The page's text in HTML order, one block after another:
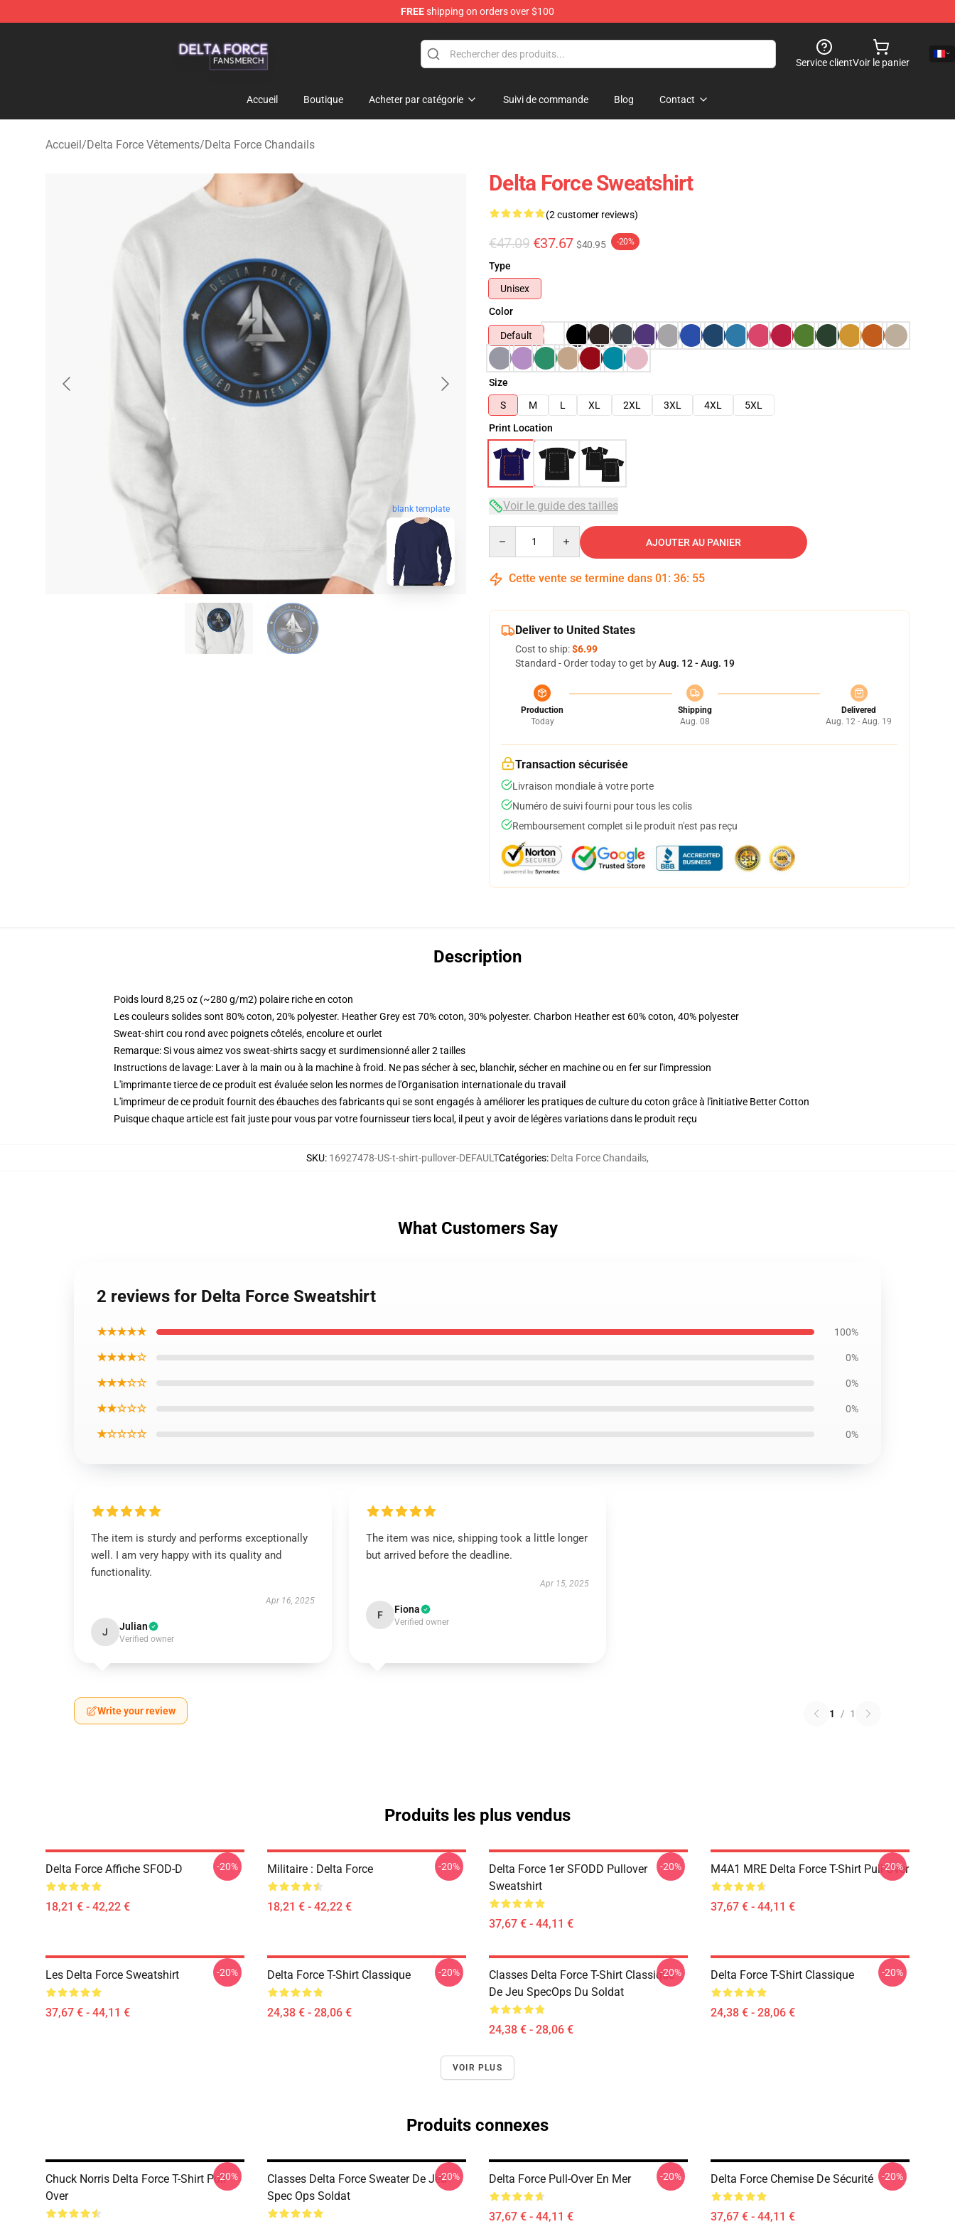
FREEshipping on orders over $100
Service clientVoir le panier
Accueil Boutique Acheter par catégorie Suivi de commande Blog Contact
Accueil/Delta Force Vêtements/Delta Force Chandails
blank template
Delta Force Sweatshirt
(2 customer reviews)
€47.09 €37.67 $40.95 -20%
Type
Unisex
Color
Default
Size
S
M L XL 2XL 3XL 4XL
5XL
Print Location
Voir le guide des tailles
AJOUTER AU PANIER
Cette vente se termine dans 01 : 36: 54
Deliver to United States
Cost to ship:$6.99
Standard - Order today to get byAug. 12 - Aug. 19
Production
Today
Shipping
Aug. 08
Delivered
Aug. 12 - Aug. 19
Transaction sécurisée
Livraison mondiale à votre porte
Numéro de suivi fourni pour tous les colis
Remboursement complet si le produit n'est pas reçu
Description
Poids lourd 8,25 oz (~280 g/m2) polaire riche en coton
Les couleurs solides sont 80% coton, 20% polyester. Heather Grey est 70% coton, 30% polyester. Charbon Heather est 60% coton, 40% polyester
Sweat-shirt cou rond avec poignets côtelés, encolure et ourlet
Remarque: Si vous aimez vos sweat-shirts sacgy et surdimensionné aller 2 tailles
Instructions de lavage: Laver à la main ou à la machine à froid. Ne pas sécher à sec, blanchir, sécher en machine ou en fer sur l'impression
L'imprimante tierce de ce produit est évaluée selon les normes de l'Organisation internationale du travail
L'imprimeur de ce produit fournit des ébauches des fabricants qui se sont engagés à améliorer les pratiques de culture du coton grâce à l'initiative Better Cotton
Puisque chaque article est fait juste pour vous par votre fournisseur tiers local, il peut y avoir de légères variations dans le produit reçu
SKU: 16927478-US-t-shirt-pullover-DEFAULTCatégories: Delta Force Chandails,
What Customers Say
2 reviews for Delta Force Sweatshirt
★★★★★ 100%
★★★★☆ 0%
★★★☆☆ 0%
★★☆☆☆ 0%
★☆☆☆☆ 0%
The item is sturdy and performs exceptionally
well. I am very happy with its quality and
functionality.
Apr 16, 2025
J Julian
Verified owner
The item was nice, shipping took a little longer
but arrived before the deadline.
Apr 15, 2025
F Fiona
Verified owner
Write your review 1 / 1
Produits les plus vendus
Delta Force Affiche SFOD-D
18,21 € - 42,22 €
-20% Militaire : Delta Force
18,21 € - 42,22 €
-20%
Delta Force 1er SFODD Pullover
Sweatshirt
37,67 € - 44,11 €
-20% M4A1 MRE Delta Force T-Shirt Pull-Over
37,67 € - 44,11 €
-20%
Les Delta Force Sweatshirt
37,67 € - 44,11 €
-20% Delta Force T-Shirt Classique
24,38 € - 28,06 €
-20%
Classes Delta Force T-Shirt Classique
De Jeu SpecOps Du Soldat
24,38 € - 28,06 €
-20% Delta Force T-Shirt Classique
24,38 € - 28,06 €
-20%
VOIR PLUS
Produits connexes
Chuck Norris Delta Force T-Shirt Pull-
Over
-20%
Classes Delta Force Sweater De Jeu
Spec Ops Soldat
-20% Delta Force Pull-Over En Mer
37,67 € - 44,11 €
-20% Delta Force Chemise De Sécurité
37,67 € - 44,11 €
-20%